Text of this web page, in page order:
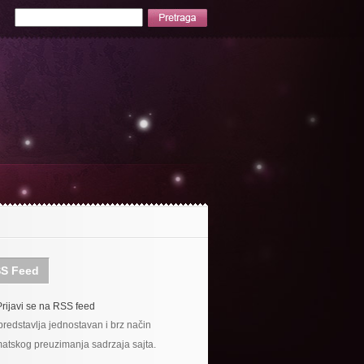
Feed
se na RSS feed
jednostavan i brz način
preuzimanja sadrzaja sajta.